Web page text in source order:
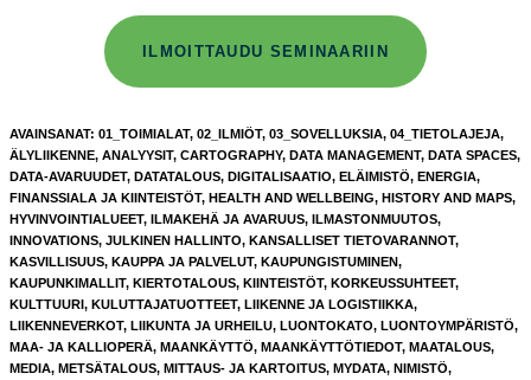
ILMOITTAUDU SEMINAARIIN
AVAINSANAT: 01_TOIMIALAT, 02_ILMIÖT, 03_SOVELLUKSIA, 04_TIETOLAJEJA,
ÄLYLIIKENNE, ANALYYSIT, CARTOGRAPHY, DATA MANAGEMENT, DATA SPACES,
DATA-AVARUUDET, DATATALOUS, DIGITALISAATIO, ELÄIMISTÖ, ENERGIA,
FINANSSIALA JA KIINTEISTÖT, HEALTH AND WELLBEING, HISTORY AND MAPS,
HYVINVOINTIALUEET, ILMAKEHÄ JA AVARUUS, ILMASTONMUUTOS,
INNOVATIONS, JULKINEN HALLINTO, KANSALLISET TIETOVARANNOT,
KASVILLISUUS, KAUPPA JA PALVELUT, KAUPUNGISTUMINEN,
KAUPUNKIMALLIT, KIERTOTALOUS, KIINTEISTÖT, KORKEUSSUHTEET,
KULTTUURI, KULUTTAJATUOTTEET, LIIKENNE JA LOGISTIIKKA,
LIIKENNEVERKOT, LIIKUNTA JA URHEILU, LUONTOKATO, LUONTOYMPÄRISTÖ,
MAA- JA KALLIOPERÄ, MAANKÄYTTÖ, MAANKÄYTTÖTIEDOT, MAATALOUS,
MEDIA, METSÄTALOUS, MITTAUS- JA KARTOITUS, MYDATA, NIMISTÖ,